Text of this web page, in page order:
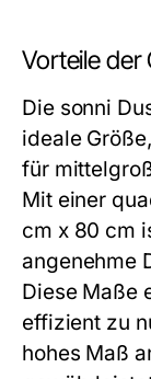
Vorteile der
Die sonni
ideale
für
Mit einer
cm x 80 cm
angenehme
Diese Maße
effizient zu
hohes Maß